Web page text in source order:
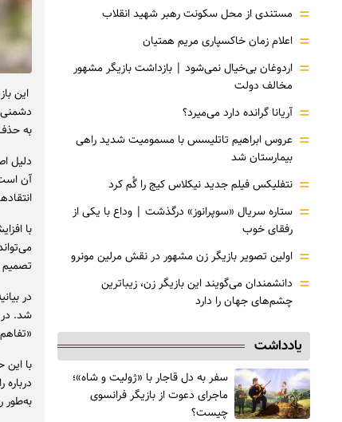
این
دشمنی
به
دلیل
آن
با
تصمیم
در
شد. در
با
= مستندی از محل سکونت رهبر شهید انقلاب
= اعلام زمان خاکسپاری مریم همتیان
= اردوغان بی‌خیال نمی‌شود | بازداشت بازیگر مشهور
مخالف دولت
= آریانا گرانده دارد می‌میرد؟
= عروس ابراهیم تاتلیسس با مسمومیت شدید راهی
بیمارستان شد
= نتفلیکس فیلم جدید نیکلاس کیج را گُم کرد
= ستاره سریال «سوپرانوز» درگذشت | وداع با یکی از
رفقای خوب
= اولین تصویر بازیگر زن مشهور در نقش مرلین مونرو
= دانشمندان می‌گویند این بازیگر زن، زیباترین
چشم‌های جهان را دارد
یادداشت
سفر به دل قاجار با «ژولیت و شاه»؛
ماجرای دعوت از ‌بازیگر فرانسوی
چیست؟